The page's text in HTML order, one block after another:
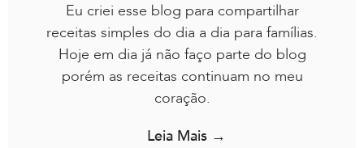
Eu criei esse blog para compartilhar
receitas simples do dia a dia para famílias.
Hoje em dia já não faço parte do blog
porém as receitas continuam no meu
coração.
Leia Mais →